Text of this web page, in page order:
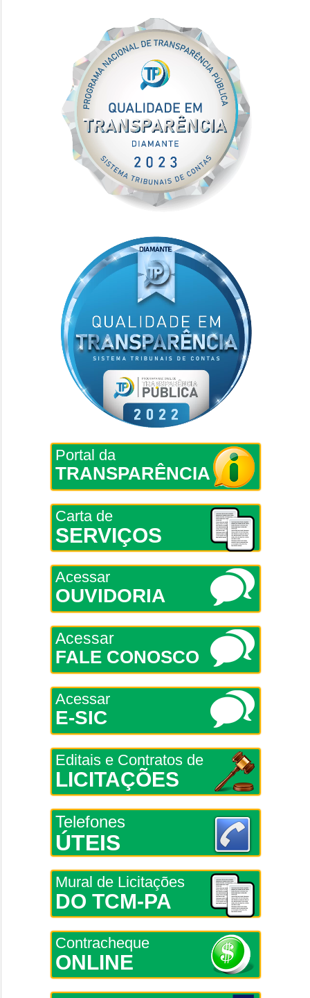
Portal da
TRANSPARÊNCIA
Carta de
SERVIÇOS
Acessar
OUVIDORIA
Acessar
FALE CONOSCO
Acessar
E-SIC
Editais e Contratos de
LICITAÇÕES
Telefones
ÚTEIS
Mural de Licitações
DO TCM-PA
Contracheque
ONLINE